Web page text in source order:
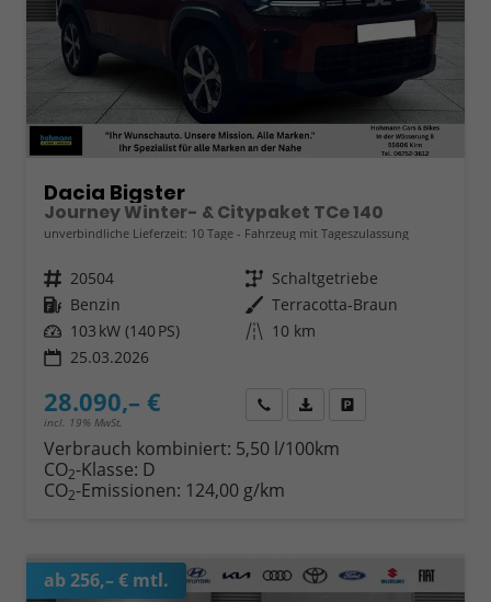
Dacia Bigster
Journey Winter- & Citypaket TCe 140
unverbindliche Lieferzeit: 10 Tage Fahrzeug mit Tageszulassung
Fahrzeugnr. 20504 Getriebe Schaltgetriebe
Kraftstoff Benzin Außenfarbe Terracotta-Braun
Leistung 103 kW (140 PS) Kilometerstand 10 km
25.03.2026
28.090,– €
incl. 19% MwSt.
Wir rufen Sie anFahrzeugexposé (PDF)
Verbrauch kombiniert: 5,50 l/100km
CO2-Klasse: D
CO2-Emissionen: 124,00 g/km
ab 256,– € mtl.